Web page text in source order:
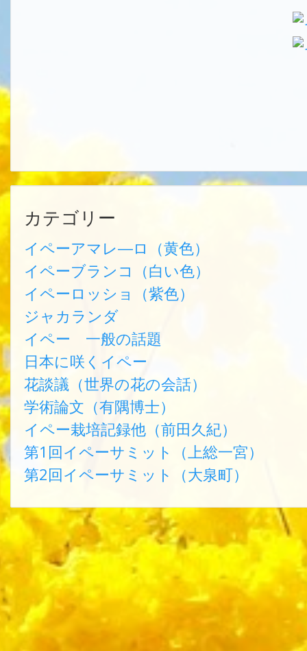
カテゴリー
イペーアマレ―ロ（黄色）
イペーブランコ（白い色）
イペーロッショ（紫色）
ジャカランダ
イペー 一般の話題
日本に咲くイペー
花談議（世界の花の会話）
学術論文（有隅博士）
イペー栽培記録他（前田久紀）
第1回イペーサミット（上総一宮）
第2回イペーサミット（大泉町）